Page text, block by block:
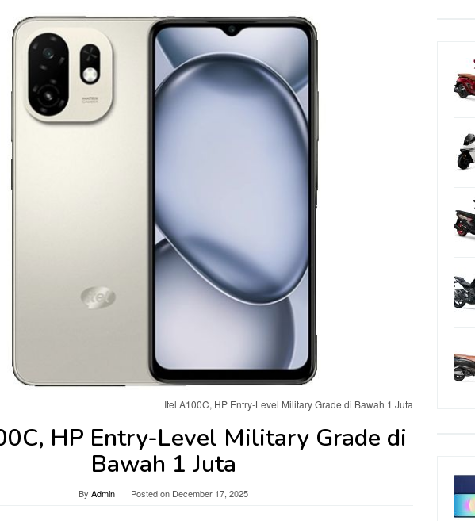
Itel A100C, HP Entry-Level Military Grade di Bawah 1 Juta
HP Entry-Level Military Grade di
Bawah 1 Juta
By Admin Posted on December 17, 2025